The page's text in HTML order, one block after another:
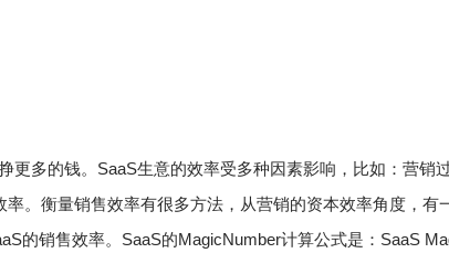
更多的钱。 SaaS生意的效率受多种因素影响，比如：营销
。 衡量销售效率有很多方法，从营销的资本效率角度，有
的销售效率。 SaaS的MagicNumber计算公式是： SaaS